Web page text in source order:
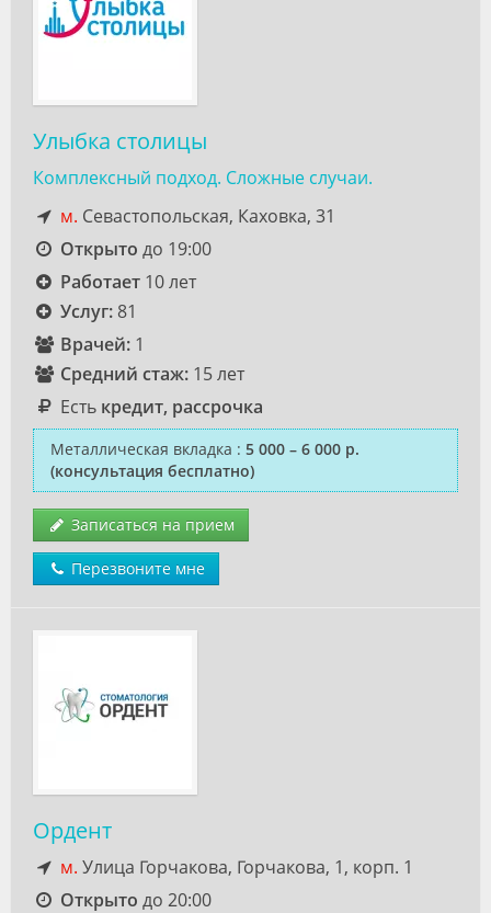
Улыбка столицы
Комплексный подход. Сложные случаи.
м. Севастопольская, Каховка, 31
Открыто до 19:00
Работает10 лет
Услуг:81
Врачей:1
Средний стаж:15 лет
Есть кредит, рассрочка
Металлическая вкладка : 5 000 – 6 000 р.
(консультация бесплатно)
Записаться на прием
Перезвоните мне
Ордент
м. Улица Горчакова, Горчакова, 1, корп. 1
Открыто до 20:00